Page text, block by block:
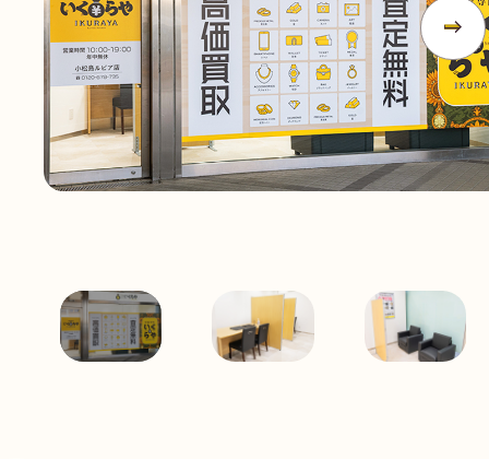
電話で
今すぐ無料査定
10:00-19:00（年中無休）/通話料無料